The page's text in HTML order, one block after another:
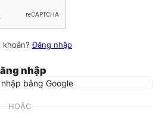
khoản?Đăng nhập
nhập
bằng Google
HOẶC